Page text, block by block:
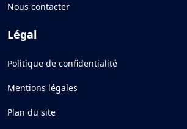
Nous contacter
Légal
Politique de confidentialité
Mentions légales
Plan du site